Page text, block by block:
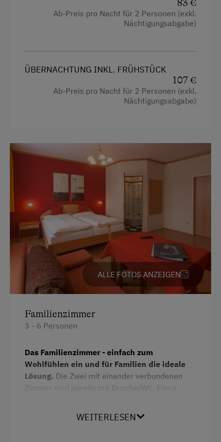
Doppelbett (Queensize)
83 €
Ab-Preis pro Nacht für 2 Personen (exkl.
Nächtigungsabgabe)
ÜBERNACHTUNG INKL. FRÜHSTÜCK
107 €
Ab-Preis pro Nacht für 2 Personen (exkl.
Nächtigungsabgabe)
ALLE FOTOS ANZEIGEN
Familienzimmer
3 - 6 Personen
Das Familienzimmer - einfach zum
Wohlfühlen ein und für Familien die ideale
Lösung. Die Zwei mit einander verbundenen
Zimmer sind jeweils mit Dusche/WC, Fön u.
ausgestattet. Somit haben Eltern und die Kinder
ihren eigenen Bereich und fühlen sich wie zu
WEITERLESEN